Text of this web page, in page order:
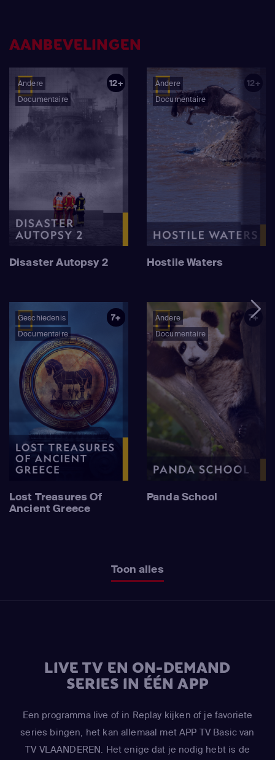
AANBEVELINGEN
Andere
Documentaire
12+
Disaster Autopsy 2
Andere
Documentaire
12+
Hostile Waters
Geschiedenis
Documentaire
7+
Lost Treasures Of
Ancient Greece
Andere
Documentaire
7+
Panda School
Toon alles
LIVE TV EN ON-DEMAND
SERIES IN ÉÉN APP
Een programma live of in Replay kijken of je favoriete
series bingen, het kan allemaal met APP TV Basic van
TV VLAANDEREN. Het enige dat je nodig hebt is de